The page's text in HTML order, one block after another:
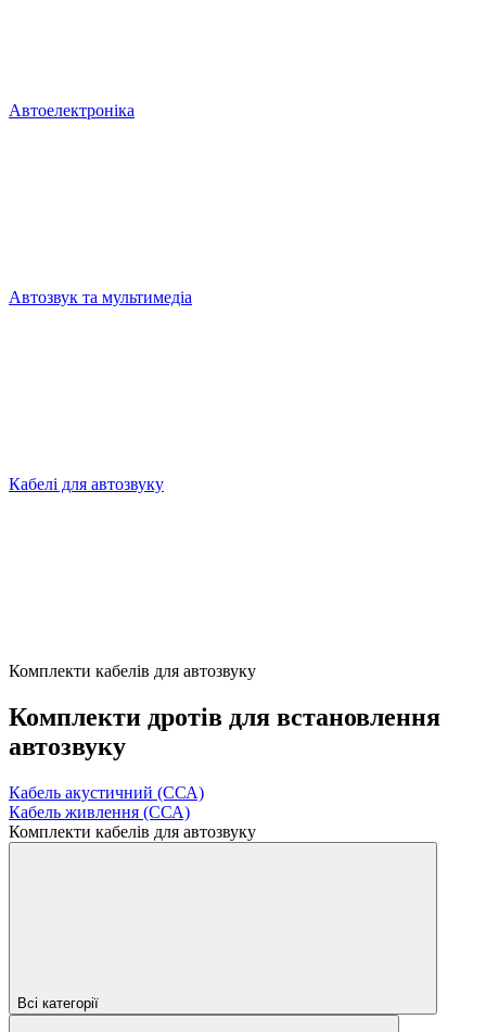
Автоелектроніка
Автозвук та мультимедіа
Кабелі для автозвуку
Комплекти кабелів для автозвуку
Комплекти дротів для встановлення
автозвуку
Кабель акустичний (ССА)
Кабель живлення (ССА)
Комплекти кабелів для автозвуку
Всі категорії